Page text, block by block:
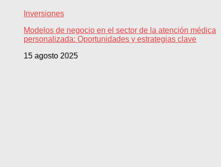
Inversiones
Modelos de negocio en el sector de la atención médica
personalizada: Oportunidades y estrategias clave
15 agosto 2025